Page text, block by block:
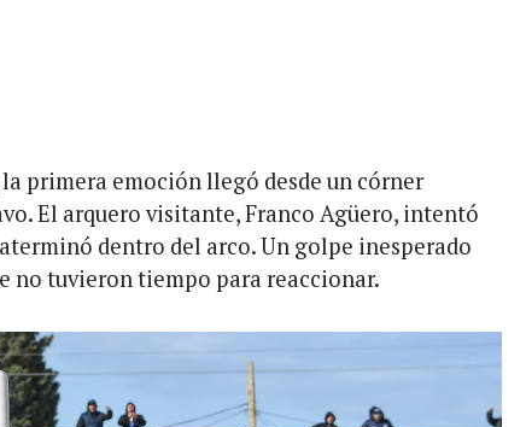
primera emoción llegó desde un córner
El arquero visitante, Franco Agüero, intentó
dentro del arco. Un golpe inesperado
no tuvieron tiempo para reaccionar.